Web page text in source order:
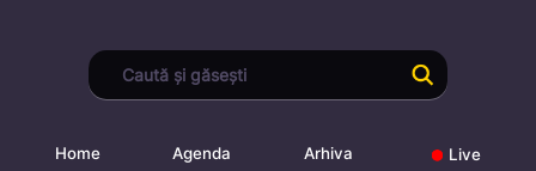
Consultarea Publică CP-
01, dedicată Studiilor de
Home Agenda Arhiva Live